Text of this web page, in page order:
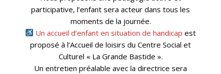
participative, l’enfant sera acteur dans tous les
moments de la journée.
Un accueil d’enfant en situation de handicap est
proposé à l’Accueil de loisirs du Centre Social et
Culturel « La Grande Bastide ».
Un entretien préalable avec la directrice sera